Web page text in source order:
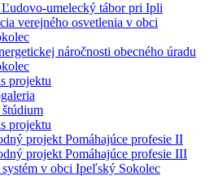
umelecký tábor pri Ipli
verejného osvetlenia v obci
náročnosti obecného úradu
projektu
projektu
projekt Pomáhajúce profesie II
projekt Pomáhajúce profesie III
v obci Ipeľský Sokolec